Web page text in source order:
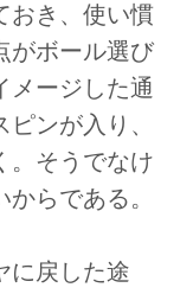
おき、使い慣
がボール選び
メージした通
ンが入り、
。そうでなけ
らである。
に戻した途